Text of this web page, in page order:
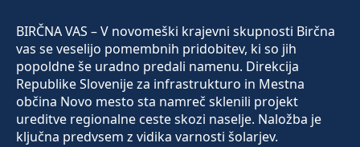
BIRČNA VAS – V novomeški krajevni skupnosti Birčna
vas se veselijo pomembnih pridobitev, ki so jih
popoldne še uradno predali namenu. Direkcija
Republike Slovenije za infrastrukturo in Mestna
občina Novo mesto sta namreč sklenili projekt
ureditve regionalne ceste skozi naselje. Naložba je
ključna predvsem z vidika varnosti šolarjev.